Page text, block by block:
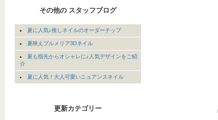
その他の スタッフブログ
夏に人気♪推しネイルのオーダーチップ
夏映えプルメリア3Dネイル
夏も指先からオシャレに♪人気デザインをご紹
介
夏に人気！大人可愛いニュアンスネイル
更新カテゴリー